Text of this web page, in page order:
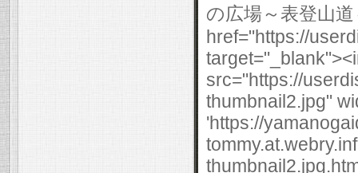
の広場～表登山
href="https://
src="https://
thumbnail2.jpg"
'https://